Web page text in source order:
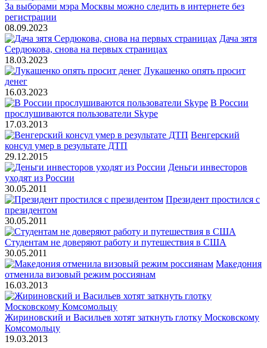
За выборами мэра Москвы можно следить в интернете без
регистрации
08.09.2023
Дача зятя
Сердюкова, снова на первых страницах
18.03.2023
Лукашенко опять просит
денег
16.03.2023
В России
прослушиваются пользователи Skype
17.03.2013
Венгерский
консул умер в результате ДТП
29.12.2015
Деньги инвесторов
уходят из России
30.05.2011
Президент простился с
президентом
30.05.2011
Студентам не доверяют работу и путешествия в США
30.05.2011
Македония
отменила визовый режим россиянам
16.03.2013
Жириновский и Васильев хотят заткнуть глотку Московскому
Комсомольцу
19.03.2013